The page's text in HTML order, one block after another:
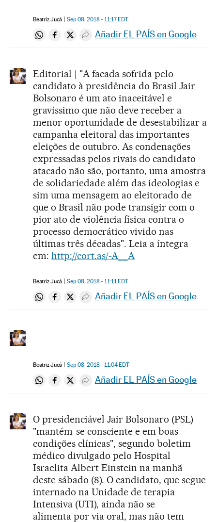
Beatriz Jucá Sep 08, 2018 - 11:17 EDT
Compartir en Whatsapp
Compartir en Facebook
Compartir en Twitter
Desplegar Redes Sociales
Añadir EL PAÍS en Google
Editorial | "A facada sofrida pelo
candidato à presidência do Brasil Jair
Bolsonaro é um ato inaceitável e
gravíssimo que não deve receber a
menor oportunidade de desestabilizar a
campanha eleitoral das importantes
eleições de outubro. As condenações
expressadas pelos rivais do candidato
atacado não são, portanto, uma amostra
de solidariedade além das ideologias e
sim uma mensagem ao eleitorado de
que o Brasil não pode transigir com o
pior ato de violência física contra o
processo democrático vivido nas
últimas três décadas". Leia a íntegra
em: http://cort.as/-A__A
Beatriz Jucá Sep 08, 2018 - 11:11 EDT
Compartir en Whatsapp
Compartir en Facebook
Compartir en Twitter
Desplegar Redes Sociales
Añadir EL PAÍS en Google
Beatriz Jucá Sep 08, 2018 - 11:04 EDT
Compartir en Whatsapp
Compartir en Facebook
Compartir en Twitter
Desplegar Redes Sociales
Añadir EL PAÍS en Google
O presidenciável Jair Bolsonaro (PSL)
"mantém-se consciente e em boas
condições clínicas", segundo boletim
médico divulgado pelo Hospital
Israelita Albert Einstein na manhã
deste sábado (8). O candidato, que segue
internado na Unidade de terapia
Intensiva (UTI), ainda não se
alimenta por via oral, mas não tem